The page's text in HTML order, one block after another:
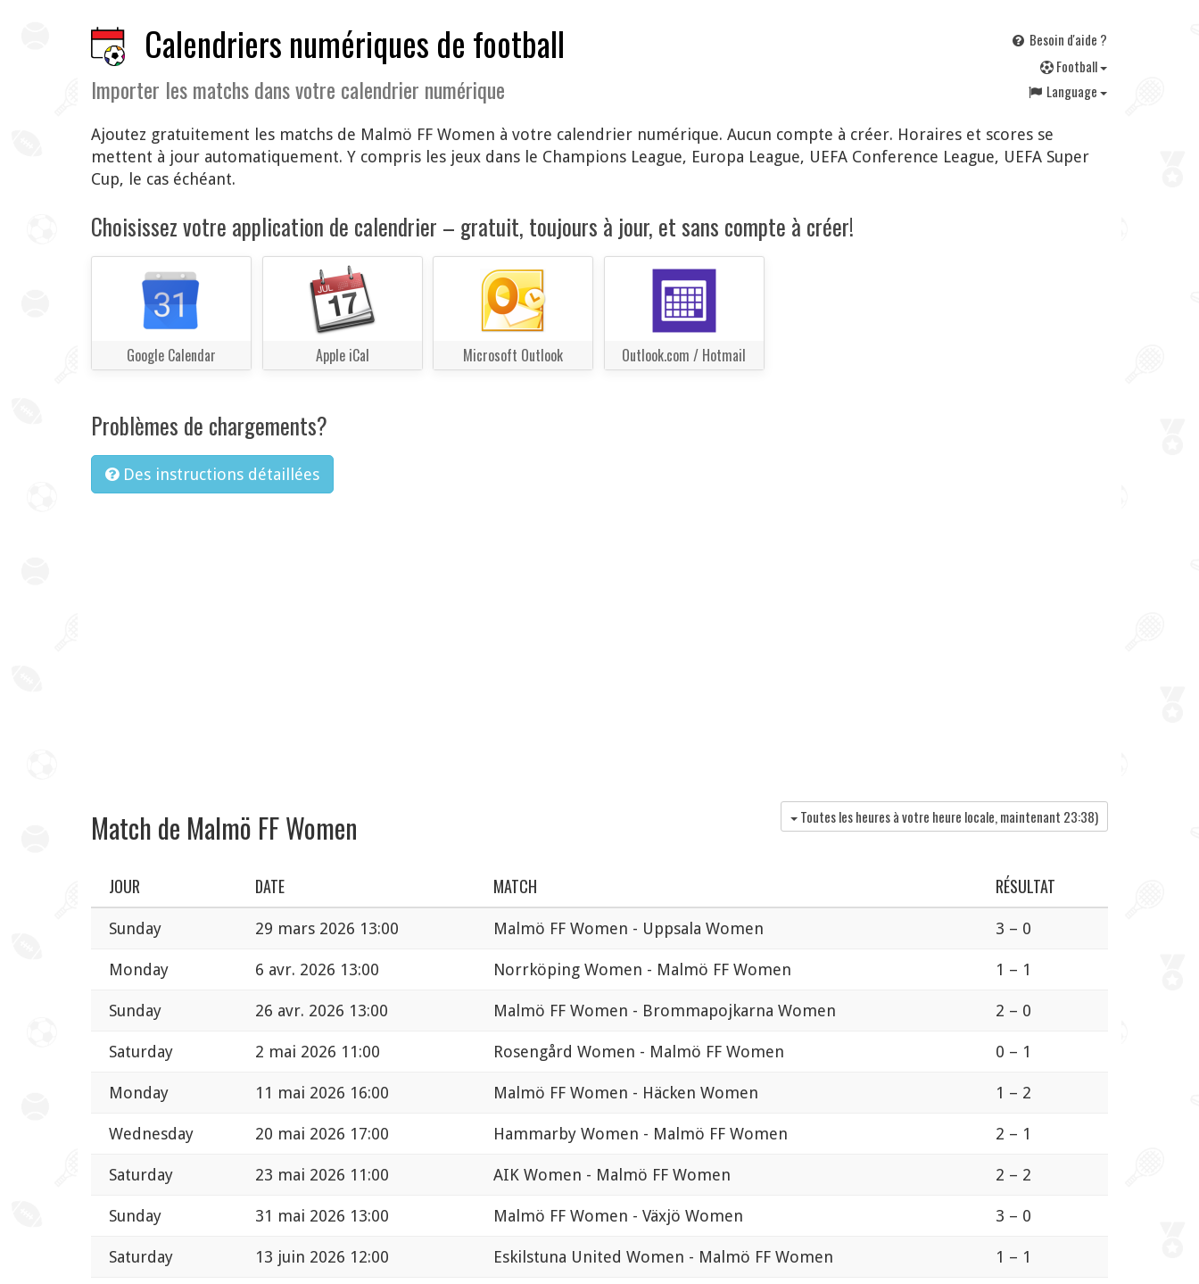
Calendriers numériques de football
Importer les matchs dans votre calendrier numérique
Besoin d'aide ?
Football
Language
Ajoutez gratuitement les matchs de Malmö FF Women à votre calendrier numérique. Aucun compte à créer. Horaires et scores se
mettent à jour automatiquement. Y compris les jeux dans le Champions League, Europa League, UEFA Conference League, UEFA Super
Cup, le cas échéant.
Choisissez votre application de calendrier – gratuit, toujours à jour, et sans compte à créer!
Google Calendar Apple iCal Microsoft Outlook Outlook.com / Hotmail
Problèmes de chargements?
Des instructions détaillées
Match de Malmö FF Women Toutes les heures à votre heure locale, maintenant 23:38)
JOUR DATE MATCH RÉSULTAT
Sunday 29 mars 2026 13:00 Malmö FF Women - Uppsala Women 3 – 0
Monday 6 avr. 2026 13:00 Norrköping Women - Malmö FF Women 1 – 1
Sunday 26 avr. 2026 13:00 Malmö FF Women - Brommapojkarna Women 2 – 0
Saturday 2 mai 2026 11:00 Rosengård Women - Malmö FF Women 0 – 1
Monday 11 mai 2026 16:00 Malmö FF Women - Häcken Women 1 – 2
Wednesday 20 mai 2026 17:00 Hammarby Women - Malmö FF Women 2 – 1
Saturday 23 mai 2026 11:00 AIK Women - Malmö FF Women 2 – 2
Sunday 31 mai 2026 13:00 Malmö FF Women - Växjö Women 3 – 0
Saturday 13 juin 2026 12:00 Eskilstuna United Women - Malmö FF Women 1 – 1